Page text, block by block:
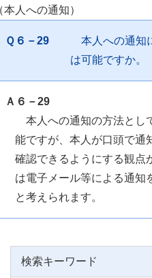
本人への通知）
Ｑ６－29
本人への通知
は可能ですか。
Ａ６－29
本人への通知の方法とし
能ですが、本人が口頭で通
確認できるようにする観点
は電子メール等による通知
と考えられます。
検索キーワード